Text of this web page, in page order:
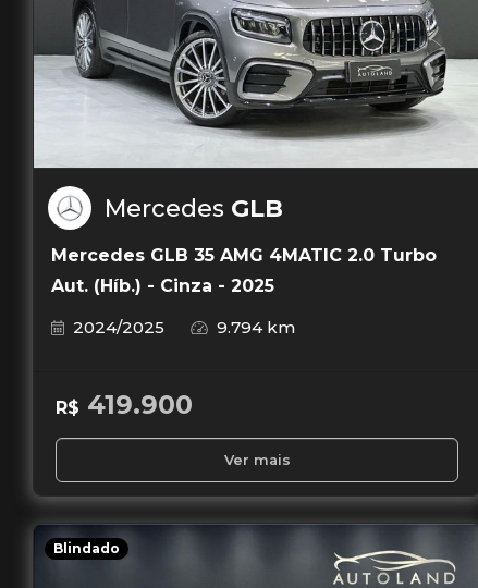
Mercedes GLB
Mercedes GLB 35 AMG 4MATIC 2.0 Turbo
Aut. (Híb.) - Cinza - 2025
2024/2025
9.794 km
R$ 419.900
Ver mais
Blindado